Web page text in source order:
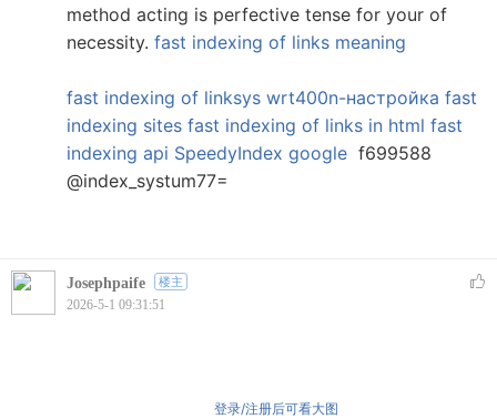
method acting is perfective tense for your of
necessity. fast indexing of links meaning
fast indexing of linksys wrt400n-настройка fast
indexing sites fast indexing of links in html fast
indexing api SpeedyIndex google f699588
@index_systum77=
Josephpaife 楼主
2026-5-1 09:31:51
登录/注册后可看大图